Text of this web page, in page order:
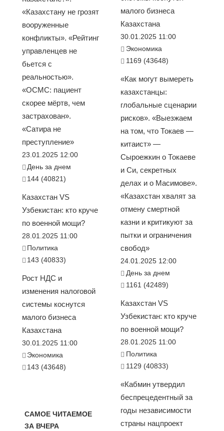
«Казахстану не грозят
вооруженные
конфликты». «Рейтинг
управленцев не
бьется с
реальностью».
«ОСМС: пациент
скорее мёртв, чем
застрахован».
«Сатира не
преступление»
23.01.2025 12:00
День за днем
144 (40821)
Казахстан VS
Узбекистан: кто круче
по военной мощи?
28.01.2025 11:00
Политика
143 (40833)
Рост НДС и
изменения налоговой
системы коснутся
малого бизнеса
Казахстана
30.01.2025 11:00
Экономика
143 (43648)
САМОЕ ЧИТАЕМОЕ
ЗА ВЧЕРА
малого бизнеса
Казахстана
30.01.2025 11:00
Экономика
1169 (43648)
«Как могут вымереть
казахстанцы:
глобальные сценарии
рисков». «Выезжаем
на том, что Токаев —
китаист» —
Сыроежкин о Токаеве
и Си, секретных
делах и о Масимове».
«Казахстан хвалят за
отмену смертной
казни и критикуют за
пытки и ограничения
свобод»
24.01.2025 12:00
День за днем
1161 (42489)
Казахстан VS
Узбекистан: кто круче
по военной мощи?
28.01.2025 11:00
Политика
1129 (40833)
«Кабмин утвердил
беспрецедентный за
годы независимости
страны нацпроект